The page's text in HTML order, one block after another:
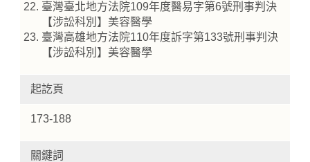
臺灣臺北地方法院109年度醫易字第6號刑事判決
【涉訟科別】美容醫學
臺灣高雄地方法院110年度訴字第133號刑事判決
【涉訟科別】美容醫學
起訖頁
173-188
關鍵詞